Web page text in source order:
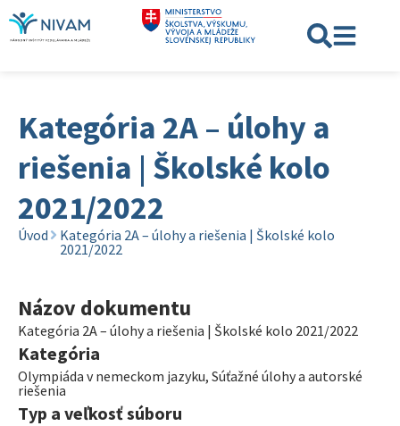
Kategória 2A – úlohy a
riešenia | Školské kolo
2021/2022
Úvod
Kategória 2A – úlohy a riešenia | Školské kolo
2021/2022
Názov dokumentu
Kategória 2A – úlohy a riešenia | Školské kolo 2021/2022
Kategória
Olympiáda v nemeckom jazyku, Súťažné úlohy a autorské
riešenia
Typ a veľkosť súboru